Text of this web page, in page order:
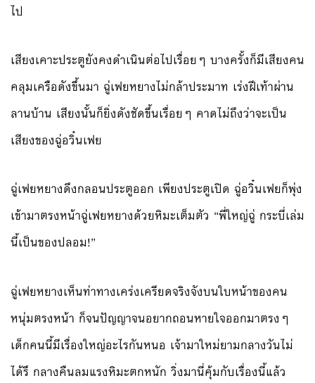
ไป
เสียงเคาะประตูยังคงดำเนินต่อไปเรื่อยๆ บางครั้งก็มีเสียงคน
คลุมเครือดังขึ้นมา ฉู่เฟยหยางไม่กล้าประมาท เร่งฝีเท้าผ่าน
ลานบ้าน เสียงนั้นก็ยิ่งดังชัดขึ้นเรื่อยๆ คาดไม่ถึงว่าจะเป็น
เสียงของฉู่อวิ๋นเฟย
ฉู่เฟยหยางดึงกลอนประตูออก เพียงประตูเปิด ฉู่อวิ๋นเฟยก็พุ่ง
เข้ามาตรงหน้าฉู่เฟยหยางด้วยหิมะเต็มตัว “พี่ใหญ่ฉู่ กระบี่เล่ม
นี้เป็นของปลอม!”
ฉู่เฟยหยางเห็นท่าทางเคร่งเครียดจริงจังบนใบหน้าของคน
หนุ่มตรงหน้า ก็จนปัญญาจนอยากถอนหายใจออกมาตรงๆ
เด็กคนนี้มีเรื่องใหญ่อะไรกันหนอ เจ้ามาใหม่ยามกลางวันไม่
ได้รึ กลางคืนลมแรงหิมะตกหนัก วิ่งมานี่คุ้มกับเรื่องนี้แล้ว